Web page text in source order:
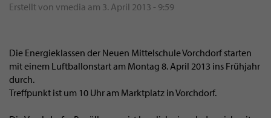
Erstellt von vmedia am 3. April 2013 - 9:59
Die Energieklassen der Neuen Mittelschule Vorchdorf starten
mit einem Luftballonstart am Montag 8. April 2013 ins Frühjahr
durch.
Treffpunkt ist um 10 Uhr am Marktplatz in Vorchdorf.